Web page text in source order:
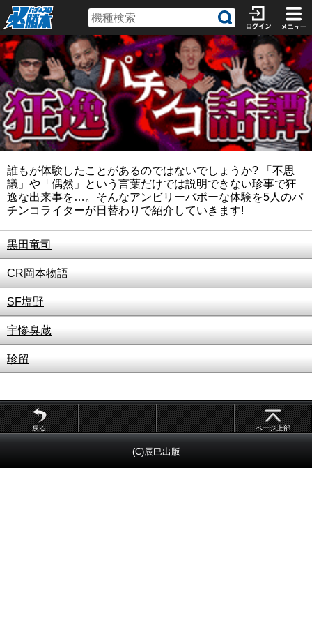
誰もが体験したことがあるのではないでしょうか? 「不思
議」や「偶然」という言葉だけでは説明できない珍事で狂
逸な出来事を…。そんなアンビリーバボーな体験を5人のパ
チンコライターが日替わりで紹介していきます!
黒田竜司
CR岡本物語
SF塩野
宇惨臭蔵
珍留
戻る ページ上部
(C)辰巳出版